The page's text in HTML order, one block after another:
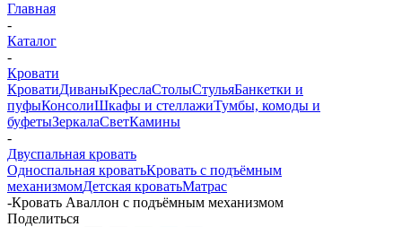
Главная
-
Каталог
-
Кровати
КроватиДиваныКреслаСтолыСтульяБанкетки и
пуфыКонсолиШкафы и стеллажиТумбы, комоды и
буфетыЗеркалаСветКамины
-
Двуспальная кровать
Односпальная кроватьКровать с подъёмным
механизмомДетская кроватьМатрас
-Кровать Аваллон с подъёмным механизмом
Поделиться